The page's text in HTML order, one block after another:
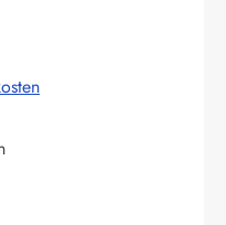
gewünschten